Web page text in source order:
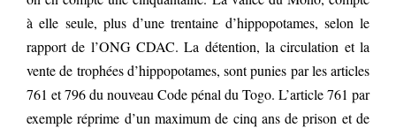
à elle seule, plus d’une trentaine d’hippopotames, selon le
rapport de l’ONG CDAC. La détention, la circulation et la
vente de trophées d’hippopotames, sont punies par les articles
761 et 796 du nouveau Code pénal du Togo. L’article 761 par
exemple réprime d’un maximum de cinq ans de prison et de